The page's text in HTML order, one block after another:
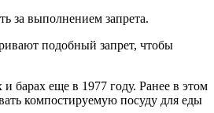
за выполнением запрета.
подобный запрет, чтобы
барах еще в 1977 году. Ранее в этом
компостируемую посуду для еды